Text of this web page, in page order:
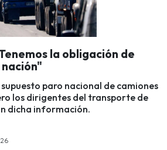
la obligación de
paro nacional de camiones
los dirigentes del transporte de
dicha información.